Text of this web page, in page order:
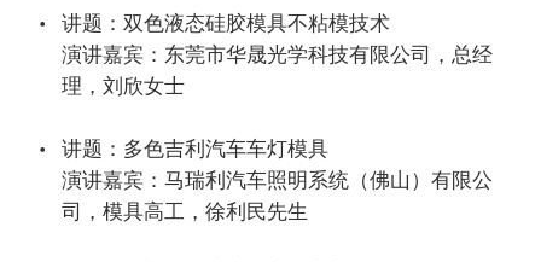
讲题：双色液态硅胶模具不粘模技术
演讲嘉宾：东莞市华晟光学科技有限公司，总经
理，刘欣女士
讲题：多色吉利汽车车灯模具
演讲嘉宾：马瑞利汽车照明系统（佛山）有限公
司，模具高工，徐利民先生